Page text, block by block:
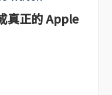
真正的 Apple